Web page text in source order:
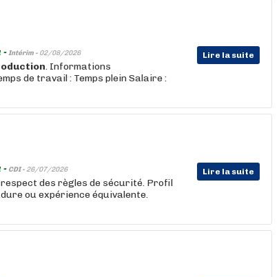
-Intérim - 02/08/2026 Lire la suite
. Informations
de travail : Temps plein Salaire :
- CDI - 26/07/2026 Lire la suite
respect des règles de sécurité. Profil
ou expérience équivalente.